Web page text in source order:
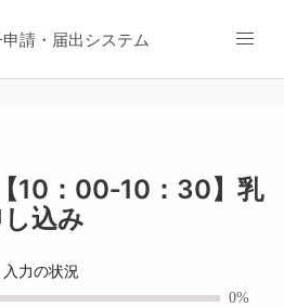
請・届出システム
10：00‐10：30】乳
込み
入力の状況
0%